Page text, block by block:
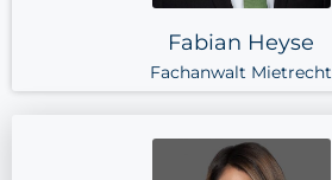
Fabian Heyse
Fachanwalt Mietrecht